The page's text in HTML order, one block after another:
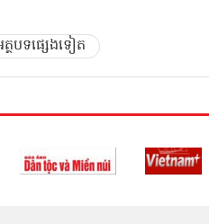
ថបទផ្សេងទៀត